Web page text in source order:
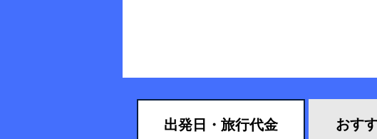
出発日・ 旅行代金 おす